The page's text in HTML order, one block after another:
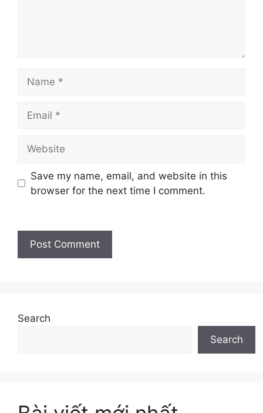
Save my name, email, and website in this
browser for the next time I comment.
Search
Search